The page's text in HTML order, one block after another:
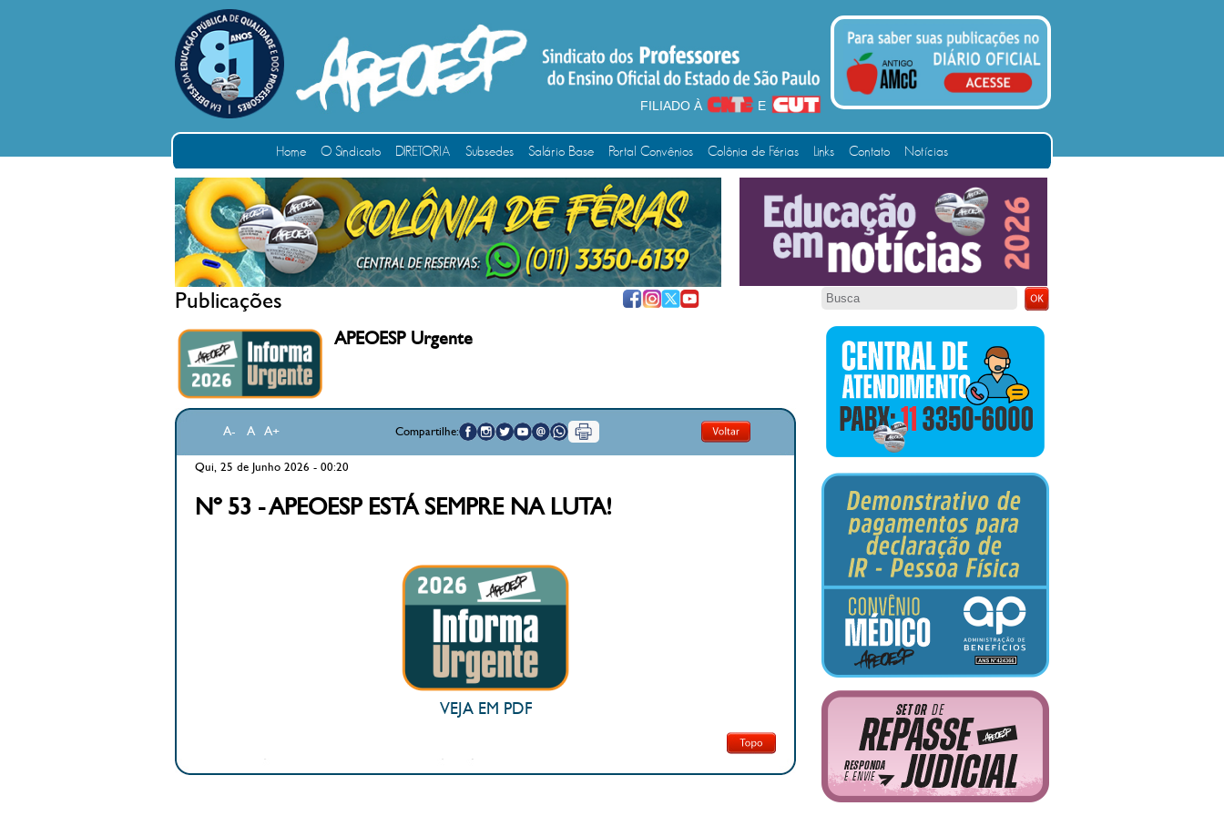
FILIADO À E
Home O Sindicato DIRETORIA Subsedes Salário Base Portal Convênios Colônia de Férias Links Contato Notícias
Publicações
APEOESP Urgente
A- A A+ Compartilhe:
Qui, 25 de Junho 2026 - 00:20
Nº 53 - APEOESP ESTÁ SEMPRE NA LUTA!
VEJA EM PDF